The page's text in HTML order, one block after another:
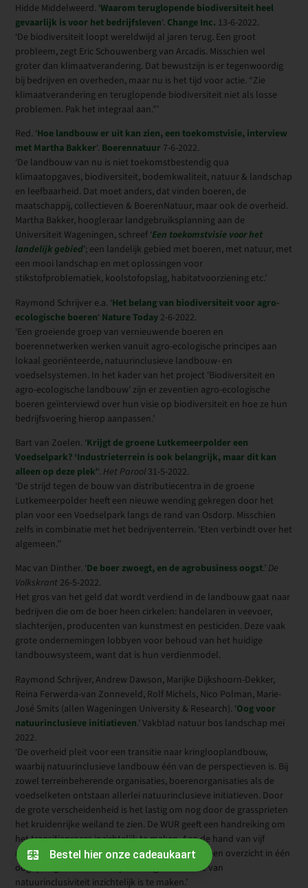
Hidde Middelweerd. ‘Waarom teruglopende biodiversiteit heel
gevaarlijk is voor het bedrijfsleven‘. Change Inc. 13-6-2022.
‘De biodiversiteit loopt wereldwijd al jaren terug. Een groot
probleem, zegt Eric Schouwenberg van Arcadis. Misschien wel
groter dan klimaatverandering. Dat bewustzijn is er tegenwoordig
bij bedrijven en overheden, maar nu is het tijd voor actie. “Zie
klimaatverandering en teruglopende biodiversiteit niet als losse
problemen. Pak het integraal aan.”’
Red. ‘Hoe landbouw er uit kan zien, een toekomstvisie, interview
met Martha Bakker‘. Boerennatuur 7-6-2022.
‘De landbouw van nu is niet toekomstbestendig qua
klimaatopgaves, biodiversiteit, bodemkwaliteit, natuur & landschap
en leefbaarheid. Dat moet anders, dat vinden boeren, de
maatschappij, collectieven & BoerenNatuur, maar ook de overheid.
Martha Bakker, hoogleraar landgebruiksplanning aan de
Universiteit Wageningen, schreef ‘Een toekomstvisie voor het
landelijk gebied’; een landelijk gebied met boeren, met natuur, met
een mooi landschap en met oplossingen voor
stikstofproblematiek, koolstofopslag, habitatvoorziening etc.’
Raymond Schrijver e.a. ‘Het belang van biodiversiteit voor agro-
ecologische boeren‘ Nature Today 2-6-2022.
‘Een groeiende groep van vernieuwende boeren en
boerennetwerken werken vanuit agro-ecologische principes aan
lokaal georiënteerde, natuurinclusieve landbouw- en
voedselsystemen. In het kader van het project ‘Biodiversiteit en
agro-ecologische landbouw’ zijn er zeventien agro-ecologische
boeren geïnterviewd over hun visie op biodiversiteit en hoe ze hun
bedrijfsvoering hierop aanpassen.’
Bart van Zoelen. ‘Krijgt de groene Lutkemeerpolder een
Voedselpark? ‘Industrieterrein is ook belangrijk, maar dit kan
alleen op deze plek’‘. Het Parool 31-5-2022.
‘De strijd tegen de bouw van distributiecentra in de groene
Lutkemeerpolder heeft een nieuwe wending gekregen door het
plan voor een Voedselpark langs de rand van Osdorp. Misschien
zelfs in combinatie met het bedrijventerrein. ‘Eten verbindt over het
algemeen.’’
Mac van Dinther. ‘De boer zwoegt, en de agrobusiness oogst.’ De
Volkskrant 26-5-2022.
Het gros van het geld dat wordt verdiend in de landbouw gaat naar
bedrijven die om de boer heen cirkelen: handelaren in veevoer,
slachterijen, producenten van kunstmest en pesticiden. Deze vaak
grote ondernemingen lobbyen voor behoud van het huidige
landbouwsysteem, want dat is hun verdienmodel.
Raymond Schrijver, Andrew Dawson, Marijke Dijkshoorn-Dekker,
Reina Ferwerda-van Zonneveld, Rolf Michels, Nico Polman, Marie-
José Smits (allen Wageningen University & Research). ‘Oog voor
natuurinclusieve initiatieven.’ Vakblad natuur bos landschap mei
2022.
‘De overheid pleit voor een transitie naar kringlooplandbouw,
waarbij natuurinclusieve landbouw één van de perspectieven is. Bij
zowel terreinbeherende organisaties, boerenorganisaties als de
voedselketen ontstaan allerlei natuurinclusieve initiatieven. Door
de grote verscheidenheid is het lastig om nog door de grassprieten
het kruidenrijke weiland te zien. De WUR geeft een handreiking om
het transitieproces inzichtelijk te maken. Aan de hand van vijf
natuurinclusieve initiatieven laat ze zien hoe in een overzicht in één
oogopslag de mate van opschaling en de mate van
natuurinclusiviteit inzichtelijk is te maken.’